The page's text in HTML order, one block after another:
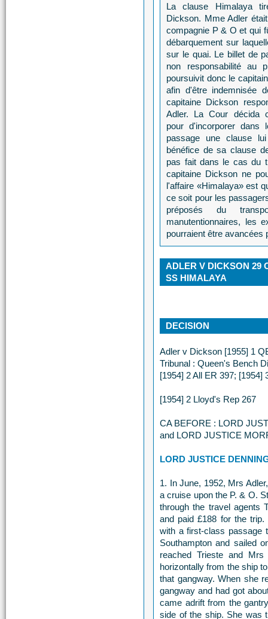
La clause Himalaya
Dickson. Mme Adler
compagnie P & O et qui
débarquement sur
sur le quai. Le billet de
non responsabilité au
poursuivit donc le
afin d'être indemnisée
capitaine Dickson
Adler. La Cour décida
pour d'incorporer
passage une clause
bénéfice de sa clause
pas fait dans le cas du
capitaine Dickson ne
l'affaire «Himalaya» est
ce soit pour les
préposés du
manutentionnaires, les
pourraient être avancées
ADLER V DICKSON 29
SS HIMALAYA
DECISION
Adler v Dickson [1955] 1
Tribunal : Queen's Bench
[1954] 2 All ER 397; [1954]
[1954] 2 Lloyd's Rep 267
CA BEFORE : LORD
and LORD JUSTICE
LORD JUSTICE
1. In June, 1952, Mrs
a cruise upon the P. & O.
through the travel agents
and paid £188 for the
with a first-class passage
Southampton and sailed
reached Trieste and
horizontally from the ship
that gangway. When she
gangway and had got
came adrift from the
side of the ship. She was